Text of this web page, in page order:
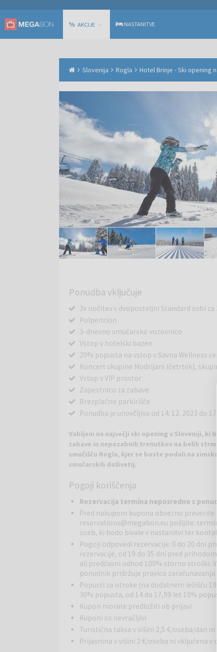
% AKCIJE NASTANITVE
Slovenija Rogla Hotel Brinje - Ski opening
Ponudba vključuje
3x nočitev v dvoposteljni Standard sobi za
Polpenzion
3-dnevno smučarsko vozovnico
Vstop v hotelski bazen
20% popusta na vstop v Savna Wellness
Koncert skupine Modrijani (četrtek),
Vstop v VIP prostor
Zapestnico za zabave
Brezplačno parkirišče
Ponudba je unovčljiva od 14. 12. 2023 do 17.
Vabljeni na največji ski opening v Sloveniji, ki
zabave in nepozabnih trenutkov na belih
smučišču Rogla, kjer se boste podali na
smučarskih doživetij.
Zabava ob smučanju:
Vsak večer boste lahko
Četrtek: Vrtel se bo svet okoli vas ob ritmih
zrak s pozitivno energijo. Sobota: In na koncu,
Smučanje in še več:Ob odlični glasbi in zabavi
soboto in nedeljo ter na ta način ugotovili
petkovo in sobotno smučanje zaključila z odlično
plesali vse do večerje ob ritmih DJ-a. Ne
smučanje sreča z glasbo in zabavo. Rezervirajte
vikend na Rogli, ki vas bo napolnil s pozitivno
Hotel Brinje:se nahaja na odlični lokaciji v
50m od glavne recepcije hotelov Rogla in Planja.
smučišča, obenem pa odmaknjenosti od vrveža.
pohorskega pragozda, raziskovanje neokrnjene
težavnostnih stopenj. Na 1500 metrov nad
Pogoji koriščenja
Rezervacija termina neposredno s
Pred nakupom kupona obvezno
reservations@megabon.eu pošljite:
oseb, ki bodo bivale v nastanitvi ter
Pogoji odpovedi rezervacije: 0 do 20 dni
rezervacije, od 19 do 35 dni pred
ali predčasni odhod 100% storno stroški.
ponudnik pridržuje pravico
Popusti za otroke (na dodatnem ležišču
30% popusta, od 14 do 17,99 let 10%
Kupon morate predložiti ob prijavi
Kuponi so nevračljivi
Turistična taksa v višini 2,5 €/oseba/dan ni
Prijavnina v višini 2 €/oseba ni vključena v